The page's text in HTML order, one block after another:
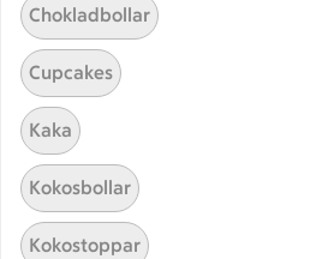
Hittade inget
Testa att söka på något nytt,
Chokladbollar
Cupcakes
Kaka
Kokosbollar
Kokostoppar